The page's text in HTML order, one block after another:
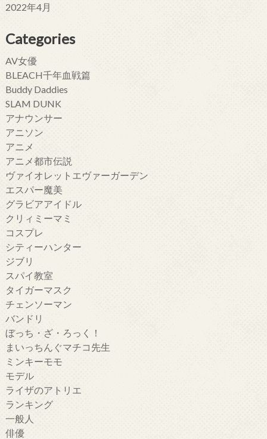
2022年4月
Categories
AV女優
BLEACH千年血戦篇
Buddy Daddies
SLAM DUNK
アナウンサー
アニソン
アニメ
アニメ都市伝説
ヴァイオレットエヴァーガーデン
エスパー魔美
グラビアアイドル
クリィミーマミ
コスプレ
シティーハンター
ジブリ
スパイ教室
タイガーマスク
チェンソーマン
バンドリ
ぼっち・ざ・ろっく！
まいっちんぐマチコ先生
ミンキーモモ
モデル
ライザのアトリエ
ランキング
一般人
俳優